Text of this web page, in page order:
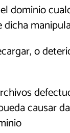
o
causar